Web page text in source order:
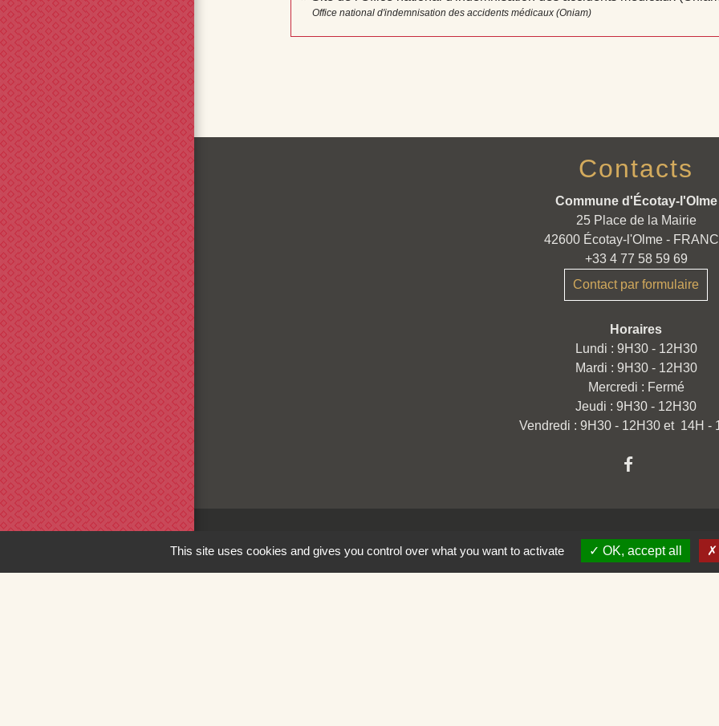
Office national d'indemnisation des accidents médicaux (Oniam)
Contacts
Commune d'Écotay-l'Olme
25 Place de la Mairie
42600 Écotay-l'Olme -
+33 4 77 58 59 69
Contact par formulaire
Horaires
Lundi : 9H30 - 12H30
Mardi : 9H30 - 12H30
Mercredi : Fermé
Jeudi : 9H30 - 12H30
Vendredi : 9H30 - 12H30 et 14H -
Liens
This site uses cookies and gives you control over what you want to activate OK, accept all